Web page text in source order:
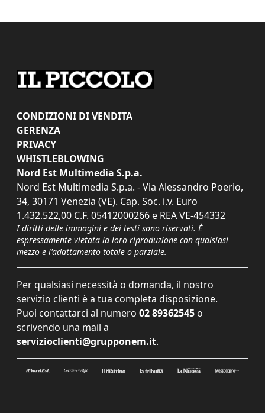
CONDIZIONI DI VENDITA
GERENZA
PRIVACY
WHISTLEBLOWING
Nord Est Multimedia S.p.a.
Nord Est Multimedia S.p.a. - Via Alessandro Poerio,
34, 30171 Venezia (VE). Cap. Soc. i.v. Euro
1.432.522,00 C.F. 05412000266 e REA VE-454332
I diritti delle immagini e dei testi sono riservati. È
espressamente vietata la loro riproduzione con qualsiasi
mezzo e l'adattamento totale o parziale.
Per qualsiasi necessità o domanda, il nostro
servizio clienti è a tua completa disposizione.
Puoi contattarci al numero 02 89362545 o
scrivendo una mail a
servizioclienti@grupponem.it.